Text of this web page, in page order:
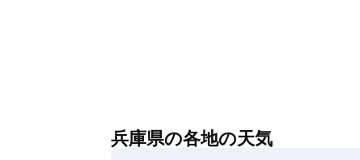
兵庫県の各地の天気